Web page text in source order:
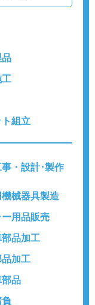
品
工
組立
・設計･製作
機械器具製造
ー用品販売
部品加工
加工
部品